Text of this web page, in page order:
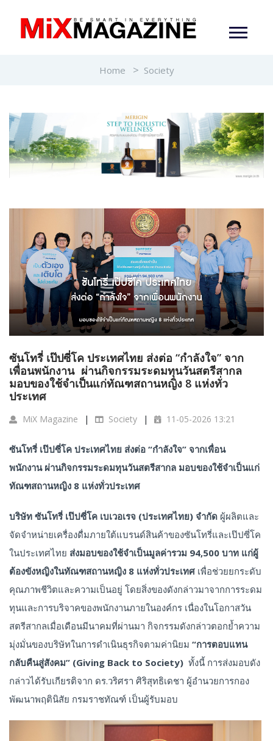
Home Society
ซันโทรี่ เป๊ปซี่โค ประเทศไทย ส่งต่อ “กำลังใจ” จาก
เพื่อนพนักงาน ผ่านกิจกรรมระดมทุนวันสตรีสากล
มอบของใช้จำเป็นแก่ทัณฑสถานหญิง 8 แห่งทั่ว
ประเทศ
MiX Magazine Society 11-05-2026 13:21
ซันโทรี่ เป๊ปซี่โค ประเทศไทย ส่งต่อ “กำลังใจ” จากเพื่อน
พนักงาน ผ่านกิจกรรมระดมทุนวันสตรีสากล มอบของใช้จำเป็นแก่
ทัณฑสถานหญิง 8 แห่งทั่วประเทศ
บริษัท ซันโทรี่ เป๊ปซี่โค เบเวอเรจ (ประเทศไทย) จำกัด ผู้ผลิตและ
จัดจำหน่ายเครื่องดื่มภายใต้แบรนด์สินค้าของซันโทรี่และเป๊ปซี่โค
ในประเทศไทย ส่งมอบของใช้จำเป็นมูลค่ารวม 94,500 บาท แก่ผู้
ต้องขังหญิงในทัณฑสถานหญิง 8 แห่งทั่วประเทศ เพื่อช่วยยกระดับ
คุณภาพชีวิตและความเป็นอยู่ โดยสิ่งของดังกล่าวมาจากการระดม
ทุนและการบริจาคของพนักงานภายในองค์กร เนื่องในโอกาสวัน
สตรีสากลเมื่อเดือนมีนาคมที่ผ่านมา กิจกรรมดังกล่าวตอกย้ำความ
มุ่งมั่นของบริษัทในการดำเนินธุรกิจตามค่านิยม “การตอบแทน
กลับคืนสู่สังคม” (Giving Back to Society) ทั้งนี้ การส่งมอบดัง
กล่าวได้รับเกียรติจาก ดร.วริศรา ศิริสุทธิเดชา ผู้อำนวยการกอง
พัฒนาพฤตินิสัย กรมราชทัณฑ์ เป็นผู้รับมอบ